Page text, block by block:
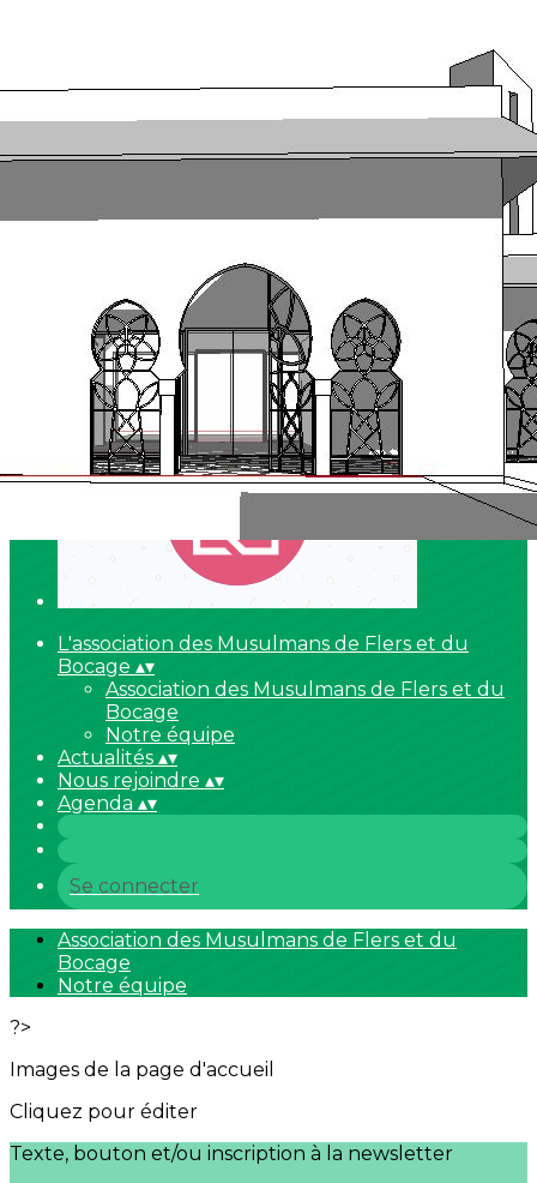
Exporter uniquement les colonnes affichées
Ajoutez un logo, un bouton, des réseaux sociaux
Cliquez pour éditer
L'association des Musulmans de Flers et du
Bocage ▴▾
Association des Musulmans de Flers et du
Bocage
Notre équipe
Actualités ▴▾
Nous rejoindre ▴▾
Agenda ▴▾
Se connecter
Association des Musulmans de Flers et du
Bocage
Notre équipe
?>
Images de la page d'accueil
Cliquez pour éditer
Texte, bouton et/ou inscription à la newsletter